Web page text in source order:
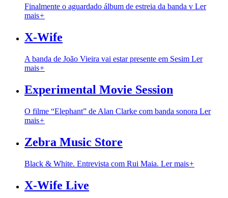
Finalmente o aguardado álbum de estreia da banda v Ler
mais+
X-Wife
A banda de João Vieira vai estar presente em Sesim Ler
mais+
Experimental Movie Session
O filme “Elephant” de Alan Clarke com banda sonora Ler
mais+
Zebra Music Store
Black & White. Entrevista com Rui Maia. Ler mais+
X-Wife Live